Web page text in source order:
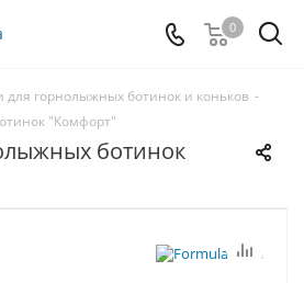
0
для горнолыжных ботинок и коньков -
"Комфорт"
ботинок